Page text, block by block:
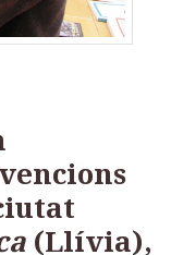
(Llívia),